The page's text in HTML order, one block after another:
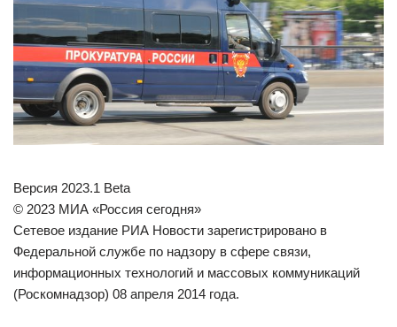
Версия 2023.1 Beta
© 2023 МИА «Россия сегодня»
Сетевое издание РИА Новости зарегистрировано в
Федеральной службе по надзору в сфере связи,
информационных технологий и массовых коммуникаций
(Роскомнадзор) 08 апреля 2014 года.